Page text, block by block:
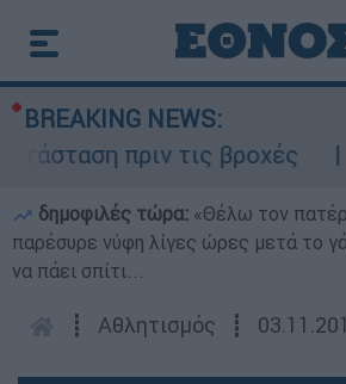
BREAKING NEWS:
πριν τις βροχές
δημοφιλές τώρα: «Θέλω τον
παρέσυρε νύφη λίγες ώρες μετά το
να πάει σπίτι...
┋ Αθλητισμός ┋